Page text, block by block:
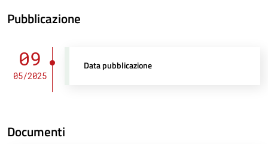
Pubblicazione
09
05/2025
Data pubblicazione
Documenti